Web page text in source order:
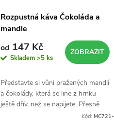
Rozpustná káva Čokoláda a
mandle
od 147 Kč
Skladem >5 ks
ZOBRAZIT
Představte si vůni pražených mandlí
a čokolády, která se line z hrnku
ještě dřív, než se napijete. Přesně
Kód: